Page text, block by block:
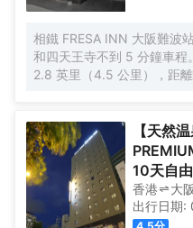
相鐵 FRESA INN 大阪難波
和四天王寺不到 5 分鐘車程
2.8 英里（4.5 公里），距
特色服務/設施包括快速入住
務。 有 276 間客房提供冰
到家的舒適。您的卧床備有
費有線和無線上網，方便您
道，可滿足您的娛樂需求。
泡浴缸和免費洗浴用品。
【天然
10天自
香港 大阪
出行日期:
4.5分